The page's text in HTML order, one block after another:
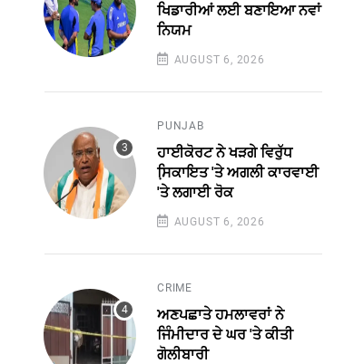
ਖਿਡਾਰੀਆਂ ਲਈ ਬਣਾਇਆ ਨਵਾਂ
ਨਿਯਮ
AUGUST 6, 2026
PUNJAB
ਹਾਈਕੋਰਟ ਨੇ ਖੜਗੇ ਵਿਰੁੱਧ
ਸਿ਼ਕਾਇਤ 'ਤੇ ਅਗਲੀ ਕਾਰਵਾਈ
'ਤੇ ਲਗਾਈ ਰੋਕ
AUGUST 6, 2026
CRIME
ਅਣਪਛਾਤੇ ਹਮਲਾਵਰਾਂ ਨੇ
ਜਿੰਮੀਦਾਰ ਦੇ ਘਰ 'ਤੇ ਕੀਤੀ
ਗੋਲੀਬਾਰੀ